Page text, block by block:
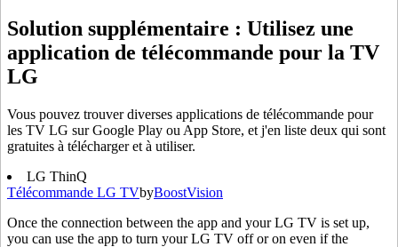
Solution supplémentaire : Utilisez une
application de télécommande pour la TV
LG
Vous pouvez trouver diverses applications de télécommande pour
les TV LG sur Google Play ou App Store, et j'en liste deux qui sont
gratuites à télécharger et à utiliser.
LG ThinQ
Télécommande LG TVbyBoostVision
Once the connection between the app and your LG TV is set up,
you can use the app to turn your LG TV off or on even if the